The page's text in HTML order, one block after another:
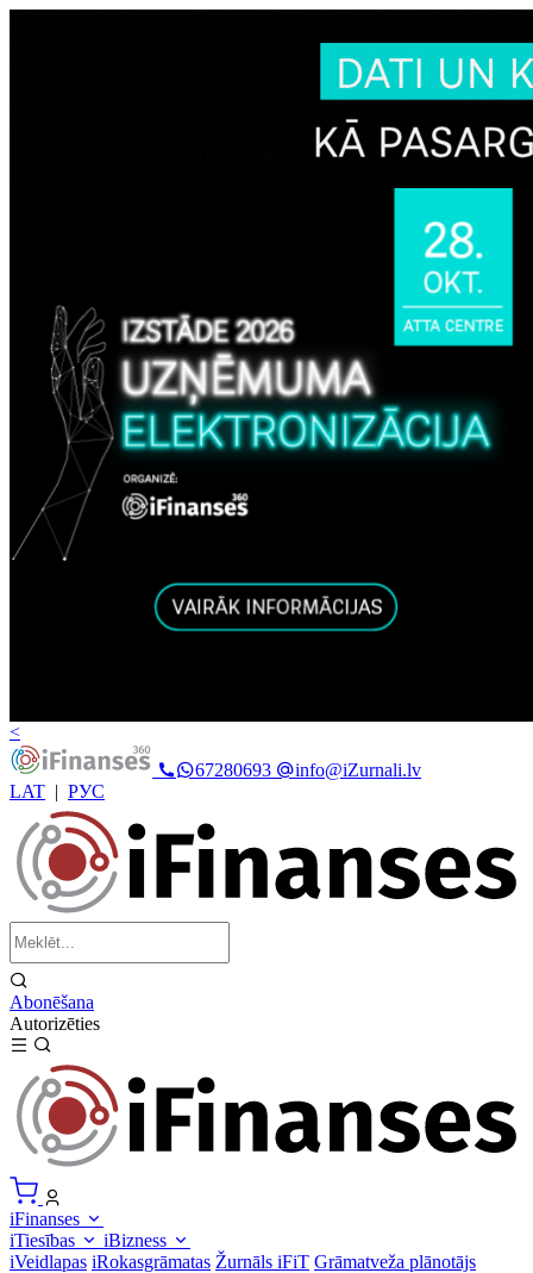
<
67280693
info@iZurnali.lv
LAT | РУС
Abonēšana
Autorizēties
iFinanses
iTiesības
iBizness
iVeidlapas iRokasgrāmatas Žurnāls iFiT Grāmatveža plānotājs